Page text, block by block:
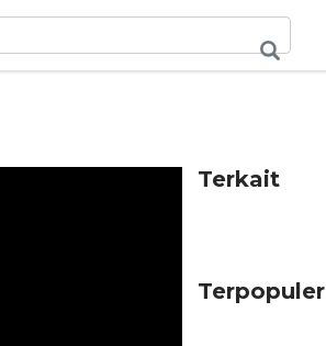
Terkait
Terpopuler